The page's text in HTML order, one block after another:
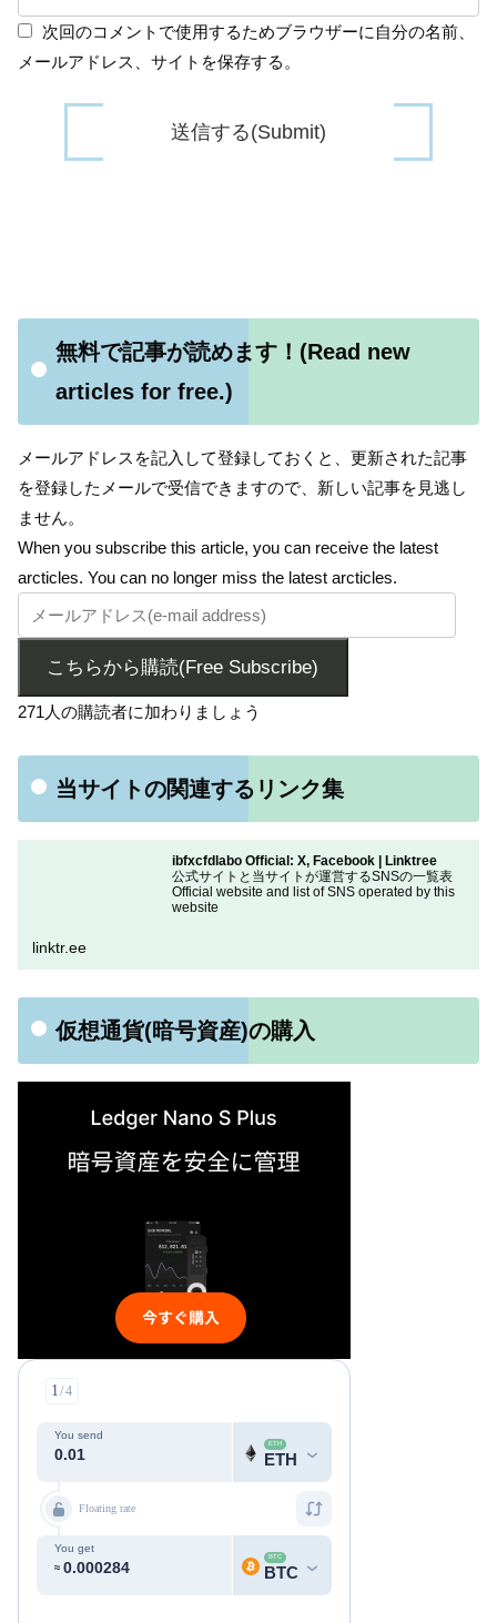
次回のコメントで使用するためブラウザーに自分の名前、
メールアドレス、サイトを保存する。
無料で記事が読めます！(Read new
articles for free.)
メールアドレスを記入して登録しておくと、更新された記事
を登録したメールで受信できますので、新しい記事を見逃し
ません。
When you subscribe this article, you can receive the latest
arcticles. You can no longer miss the latest arcticles.
こちらから購読(Free Subscribe)
271人の購読者に加わりましょう
当サイトの関連するリンク集
ibfxcfdlabo Official: X, Facebook | Linktree
公式サイトと当サイトが運営するSNSの一覧表
Official website and list of SNS operated by this
website
linktr.ee
仮想通貨(暗号資産)の購入